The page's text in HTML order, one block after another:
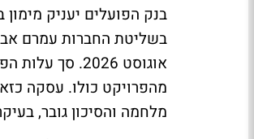
בשליטת החברות עמרם
מהפרויקט כולו. עסקה
מלחמה והסיכון גובר,